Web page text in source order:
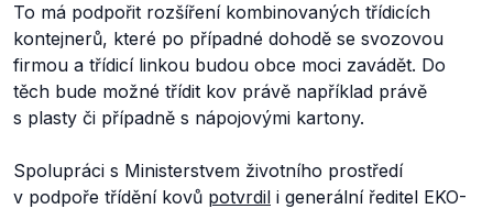
To má podpořit rozšíření kombinovaných třídicích
kontejnerů, které po případné dohodě se svozovou
firmou a třídicí linkou budou obce moci zavádět. Do
těch bude možné třídit kov právě například právě
s plasty či případně s nápojovými kartony.
Spolupráci s Ministerstvem životního prostředí
v podpoře třídění kovů potvrdil i generální ředitel EKO-